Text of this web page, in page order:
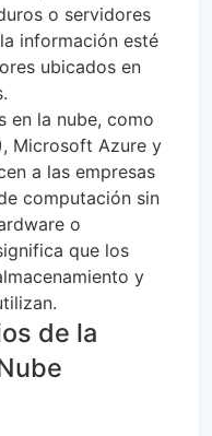
o servidores
información esté
ubicados en
en la nube, como
Microsoft Azure y
a las empresas
computación sin
o
que los
y
de la